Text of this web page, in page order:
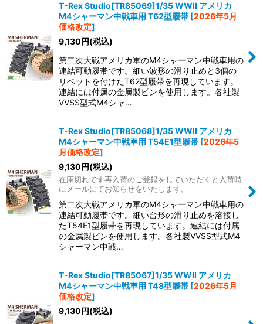
T-Rex Studio[TR85069]1/35 WWII アメリカ
M4シャーマン中戦車用 T62型履帯 [2026年5月
価格改定]
9,130円(税込)
第二次大戦アメリカ軍のM4シャーマン中戦車用の
連結可動履帯です。細い波形の滑り止めと3個の
リベットを付けたT62型履帯を再現しています。
連結には付属の金属製ピンを使用します。各社製
VVSS型式M4シャ…
T-Rex Studio[TR85068]1/35 WWII アメリカ
M4シャーマン中戦車用 T54E1型履帯 [2026年5
月価格改定]
9,130円(税込)
在庫切れです再入荷のご登録をしていただくと入荷時
にメールにてお知らせをいたします。
第二次大戦アメリカ軍のM4シャーマン中戦車用の
連結可動履帯です。細い台形の滑り止めを溶接し
たT54E1型履帯を再現しています。連結には付属
の金属製ピンを使用します。各社製VVSS型式M4
シャーマン中戦…
T-Rex Studio[TR85067]1/35 WWII アメリカ
M4シャーマン中戦車用 T48型履帯 [2026年5月
価格改定]
9,130円(税込)